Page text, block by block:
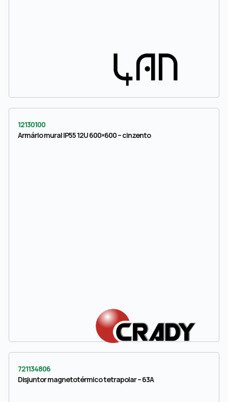
12130100
Armário mural IP55 12U 600×600 – cinzento
721134806
Disjuntor magnetotérmico tetrapolar – 63A